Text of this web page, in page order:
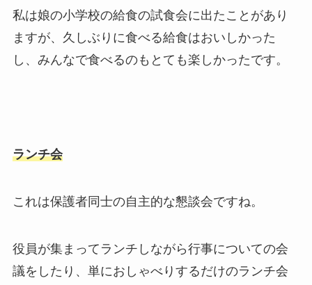
私は娘の小学校の給食の試食会に出たことがあり
ますが、久しぶりに食べる給食はおいしかった
し、みんなで食べるのもとても楽しかったです。
ランチ会
これは保護者同士の自主的な懇談会ですね。
役員が集まってランチしながら行事についての会
議をしたり、単におしゃべりするだけのランチ会